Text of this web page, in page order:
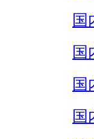
国
国
国
国